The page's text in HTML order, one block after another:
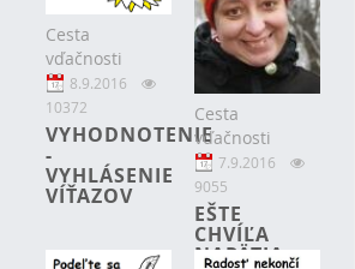
Cesta
vďačnosti
8.9.2016
10372
VYHODNOTENIE
-
VYHLÁSENIE
VÍŤAZOV
Cesta
vďačnosti
7.9.2016
9055
EŠTE
CHVÍĽA
NAPÄTIA...